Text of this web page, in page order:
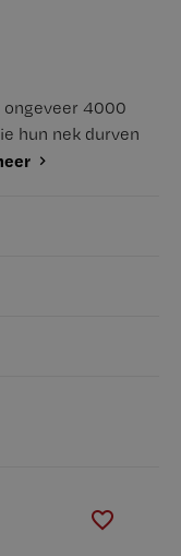
ongeveer 4000
hun nek durven